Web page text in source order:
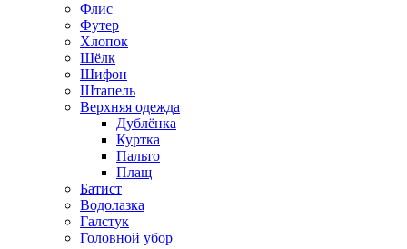
Флис
Футер
Хлопок
Шёлк
Шифон
Штапель
Верхняя одежда
Дублёнка
Куртка
Пальто
Плащ
Батист
Водолазка
Галстук
Головной убор